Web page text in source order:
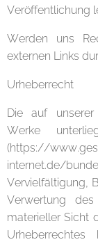
Veröffentlichung
Werden uns
externen Links
Urheberrecht
Die auf
Werke
(https://
internet.de/
Vervielfältigung,
Verwertung
materieller Sicht